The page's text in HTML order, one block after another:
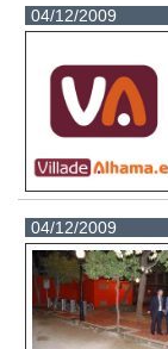
04/12/2009
04/12/2009